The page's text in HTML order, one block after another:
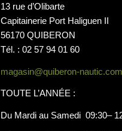
13 rue d’Olibarte
Capitainerie Port Haliguen II
56170 QUIBERON
Tél. : 02 57 94 01 60
magasin@quiberon-nautic.com
TOUTE L’ANNÉE :
Du Mardi au Samedi 09:30–